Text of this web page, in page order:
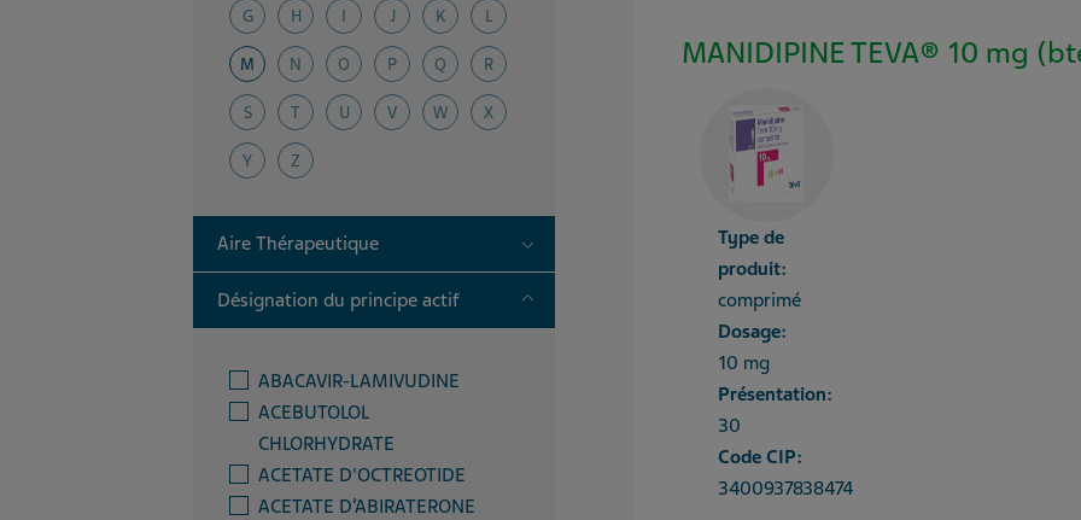
G H I J K L
M N O P Q R
S T U V W X
Y Z
Aire Thérapeutique Toggle
Désignation du principe actif Toggle
ABACAVIR-LAMIVUDINE
ACEBUTOLOL
CHLORHYDRATE
ACETATE D'OCTREOTIDE
ACETATE D’ABIRATERONE
MANIDIPINE TEVA® 10 mg
Type de
produit:
comprimé
Dosage:
10 mg
Présentation:
30
Code CIP:
3400937838474